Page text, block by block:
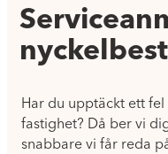
Har du upptäckt ett
fastighet? Då ber vi
snabbare vi får reda